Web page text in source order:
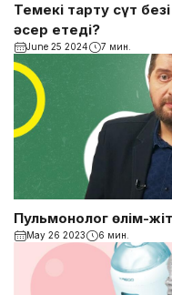
Темекі тарту сүт безі
әсер етеді?
June 25 2024 7 мин.
Пульмонолог өлім-
May 26 2023 6 мин.